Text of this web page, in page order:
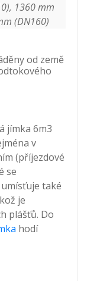
1360 mm
(DN160)
od země
jímka 6m3
v
(příjezdové
se
umísťuje také
je
plášťů. Do
hodí